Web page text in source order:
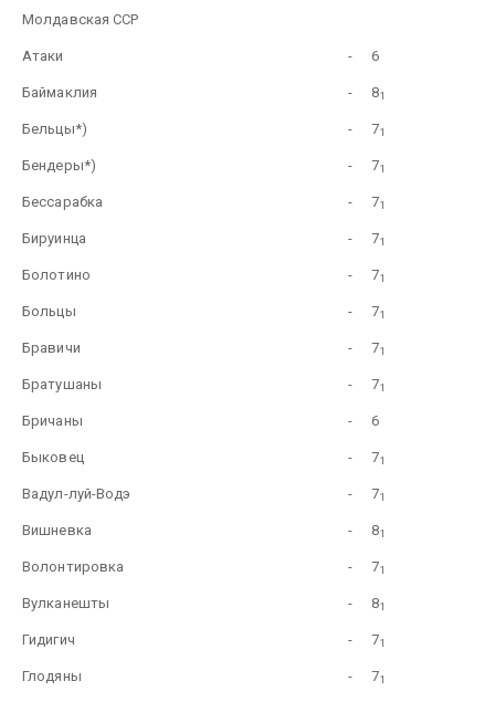
Молдавская ССР
Атаки - 6
Баймаклия - 81
Бельцы*) - 71
Бендеры*) - 71
Бессарабка - 71
Бируинца - 71
Болотино - 71
Больцы - 71
Бравичи - 71
Братушаны - 71
Бричаны - 6
Быковец - 71
Вадул-луй-Водэ - 71
Вишневка - 81
Волонтировка - 71
Вулканешты - 81
Гидигич - 71
Глодяны - 71